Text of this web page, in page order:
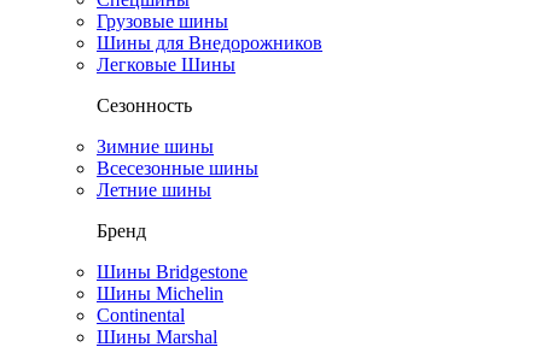
Грузовые шины
Шины для Внедорожников
Легковые Шины
Сезонность
Зимние шины
Всесезонные шины
Летние шины
Бренд
Шины Bridgestone
Шины Michelin
Continental
Шины Marshal